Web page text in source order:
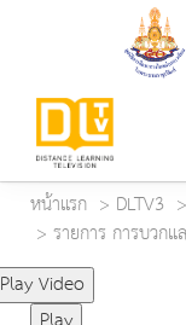
หน้าแรก DLTV3
รายการ การบวก
Play Video